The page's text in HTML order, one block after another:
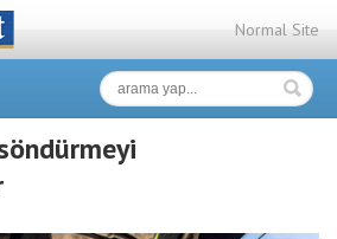
Normal Site